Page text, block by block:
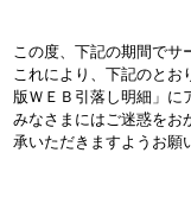
この度、下記の期間でサ
これにより、下記のと
版ＷＥＢ引落し明細」に
みなさまにはご迷惑をお
承いただきますようお願